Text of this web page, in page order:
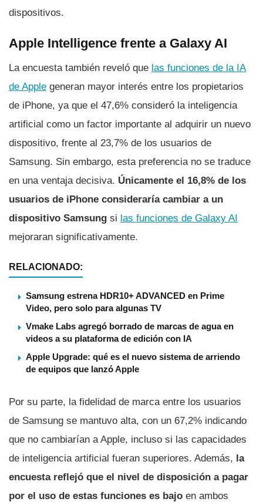
dispositivos.
Apple Intelligence frente a Galaxy AI
La encuesta también reveló que las funciones de la IA
de Apple generan mayor interés entre los propietarios
de iPhone, ya que el 47,6% consideró la inteligencia
artificial como un factor importante al adquirir un nuevo
dispositivo, frente al 23,7% de los usuarios de
Samsung. Sin embargo, esta preferencia no se traduce
en una ventaja decisiva. Únicamente el 16,8% de los
usuarios de iPhone consideraría cambiar a un
dispositivo Samsung si las funciones de Galaxy AI
mejoraran significativamente.
RELACIONADO:
Samsung estrena HDR10+ ADVANCED en Prime
Video, pero solo para algunas TV
Vmake Labs agregó borrado de marcas de agua en
videos a su plataforma de edición con IA
Apple Upgrade: qué es el nuevo sistema de arriendo
de equipos que lanzó Apple
Por su parte, la fidelidad de marca entre los usuarios
de Samsung se mantuvo alta, con un 67,2% indicando
que no cambiarían a Apple, incluso si las capacidades
de inteligencia artificial fueran superiores. Además, la
encuesta reflejó que el nivel de disposición a pagar
por el uso de estas funciones es bajo en ambos